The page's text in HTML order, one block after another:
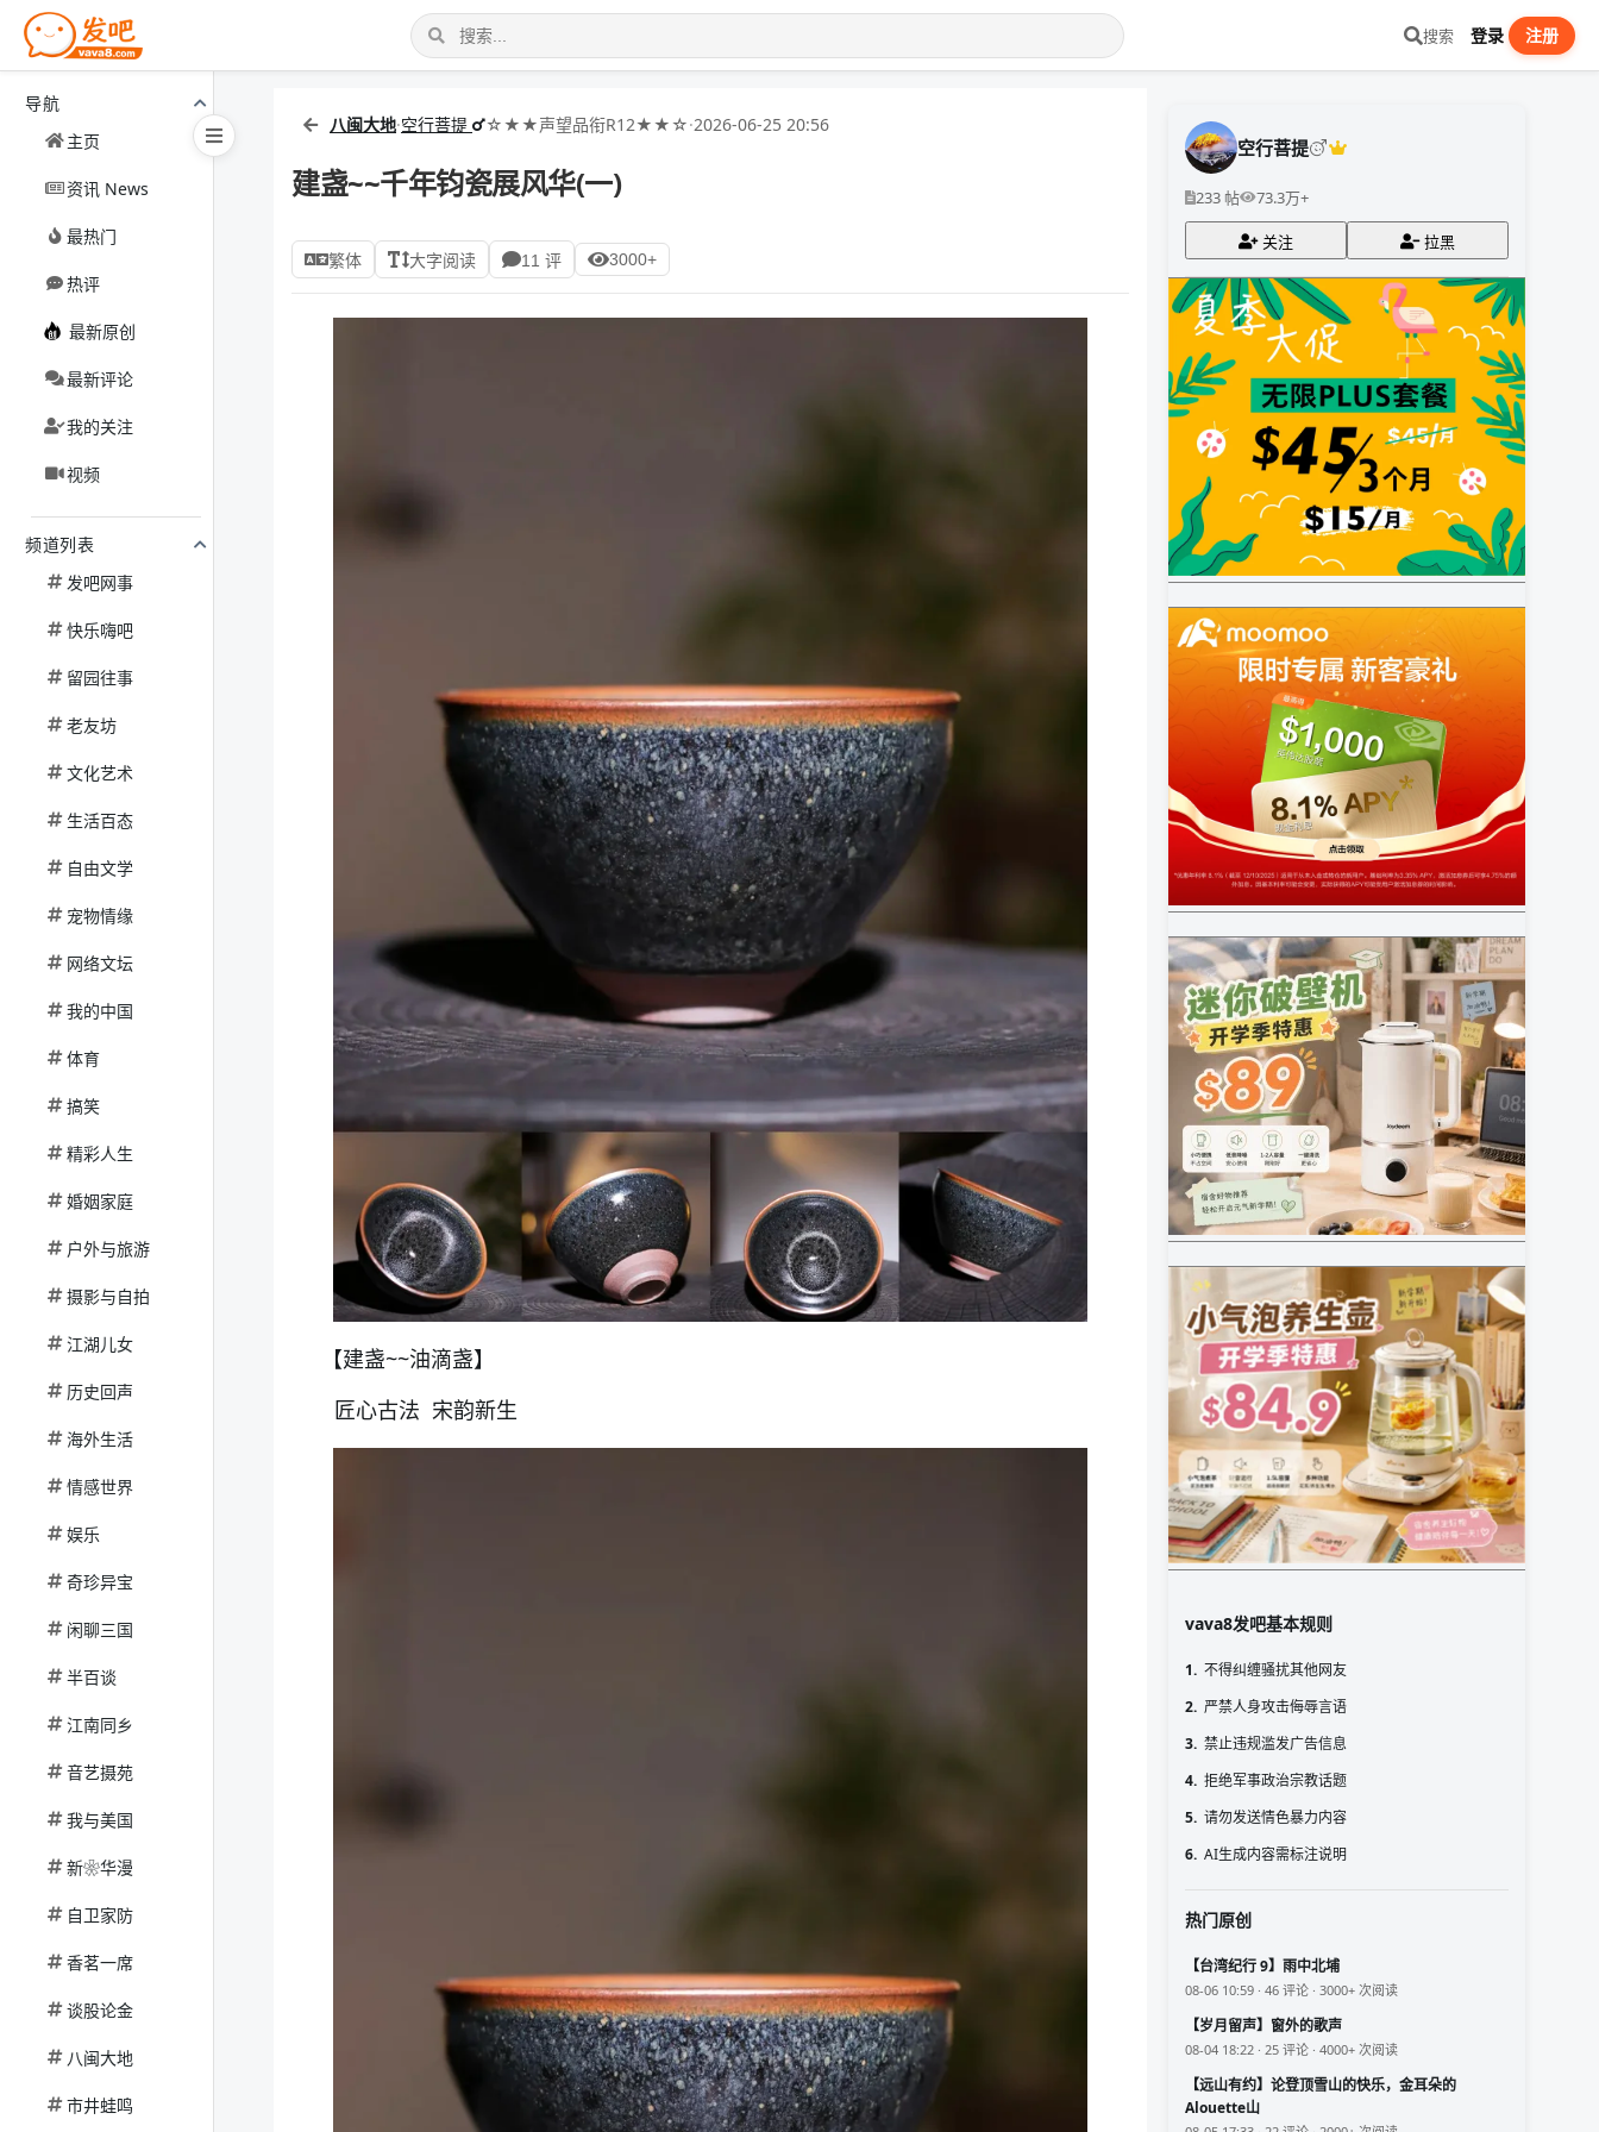
搜索 登录 注册
导航
主页
资讯 News
最热门
热评
最新原创
最新评论
我的关注
视频
频道列表
发吧网事
快乐嗨吧
留园往事
老友坊
文化艺术
生活百态
自由文学
宠物情缘
网络文坛
我的中国
体育
搞笑
精彩人生
婚姻家庭
户外与旅游
摄影与自拍
江湖儿女
历史回声
海外生活
情感世界
娱乐
奇珍异宝
闲聊三国
半百谈
江南同乡
音艺摄苑
我与美国
新❀华漫
自卫家防
香茗一席
谈股论金
八闽大地
市井蛙鸣
八闽大地·空行菩提 ☆★★声望品衔R12★★☆·2026-06-25 20:56
建盏~~千年钧瓷展风华(一)
繁体 大字阅读 11 评 3000+
【建盏~~油滴盏】
匠心古法 宋韵新生
空行菩提
233 帖 73.3万+
关注 拉黑
vava8发吧基本规则
1. 不得纠缠骚扰其他网友
2. 严禁人身攻击侮辱言语
3. 禁止违规滥发广告信息
4. 拒绝军事政治宗教话题
5. 请勿发送情色暴力内容
6. AI生成内容需标注说明
热门原创
【台湾纪行 9】雨中北埔
08-06 10:59 · 46 评论 · 3000+ 次阅读
【岁月留声】窗外的歌声
08-04 18:22 · 25 评论 · 4000+ 次阅读
【远山有约】论登顶雪山的快乐，金耳朵的
Alouette山